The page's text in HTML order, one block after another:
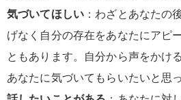
気づいてほしい ：わざとあなたの
げなく自分の存在をあなたにアピ
ともあります。自分から声をかけ
あなたに気づいてもらいたいと思